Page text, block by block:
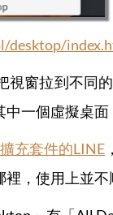
desktop/
視窗拉到不同
一個虛擬桌面
充套件的LINE
，使用上並不